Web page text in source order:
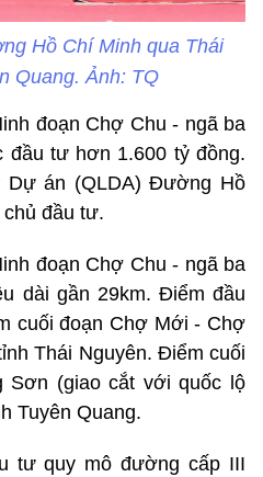
Hồ Chí Minh qua Thái
Quang. Ảnh: TQ
đoạn Chợ Chu - ngã ba
đầu tư hơn 1.600 tỷ đồng.
Dự án (QLDA) Đường Hồ
đầu tư.
đoạn Chợ Chu - ngã ba
dài gần 29km. Điểm đầu
cuối đoạn Chợ Mới - Chợ
Thái Nguyên. Điểm cuối
Sơn (giao cắt với quốc lộ
Tuyên Quang.
tư quy mô đường cấp III